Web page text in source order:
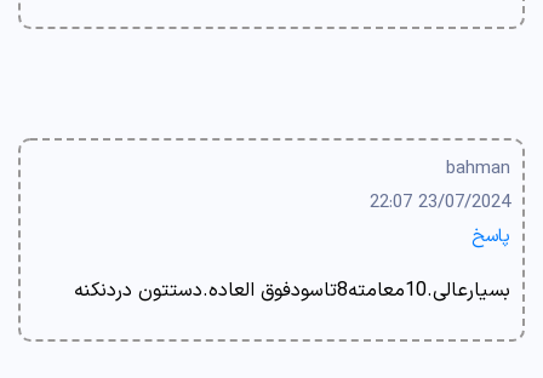
bahman
23/07/2024 22:07
پاسخ
بسیارعالی.10معامته8تاسودفوق العاده.دستتون دردنکنه